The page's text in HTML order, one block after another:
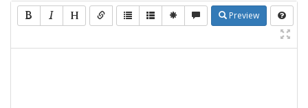
Preview